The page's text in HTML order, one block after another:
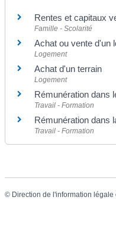
Rentes et capitaux
Famille - Scolarité
Achat ou vente d'un
Logement
Achat d'un terrain
Logement
Rémunération dans
Travail - Formation
Rémunération dans
Travail - Formation
© Direction de l'information légale